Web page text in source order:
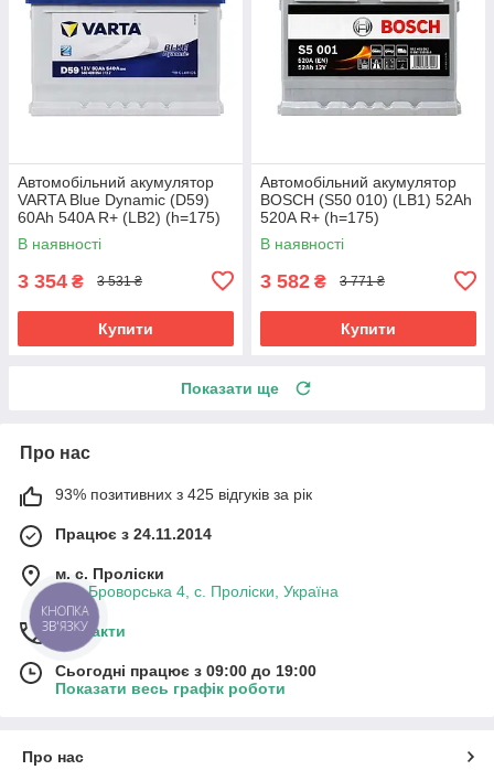
Автомобільний акумулятор
VARTA Blue Dynamic (D59)
60Ah 540A R+ (LB2) (h=175)
В наявності
3 354 ₴ 3 531 ₴
Купити
Автомобільний акумулятор
BOSCH (S50 010) (LB1) 52Ah
520A R+ (h=175)
В наявності
3 582 ₴ 3 771 ₴
Купити
Показати ще
Про нас
93% позитивних з 425 відгуків за рік
Працює з 24.11.2014
м. с. Проліски
вул. Броворська 4, с. Проліски, Україна
Контакти
Сьогодні працює з 09:00 до 19:00
Показати весь графік роботи
Про нас
КНОПКА
ЗВ'ЯЗКУ